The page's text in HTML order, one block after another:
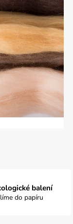
balení
do papíru